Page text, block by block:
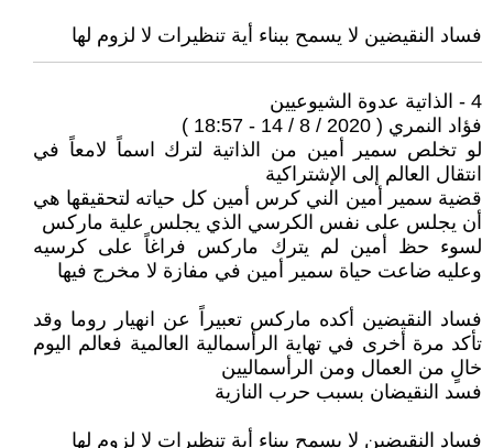
فساد النقيضين لا يسمح ببناء أية تنظيرات لا لزوم لها
4 - الذاتية عدوة الشيوعيين
فؤاد النمري ( 2020 / 8 / 14 - 18:57 )
لو تخلص سمير أمين من الذاتية لترك اسماً لامعاً في
انتقال العالم إلى الإشتراكية
قضية سمير أمين الني كرس أمين كل حياته لتحقيقها هي
أن يجلس على نفس الكرسي الذي يجلس علية ماركس
لسوء حظ أمين لم يترك ماركس فراغاً على كرسيه
وعليه ضاعت حياة سمير أمين في مفازة لا مخرج فيها
فساد النقيضين أكده ماركس تعبيراً عن انهيار روما وقد
تأكد مرة أخرى في تهاية الرأسمالية العالمية فعالم اليوم
خالٍ من العمال ومن الرأسماليين
فسد النقيضان بسبب حرب النازية
فساد النقيضين لا يسمح ببناء أية تنظيرات لا لزوم لها